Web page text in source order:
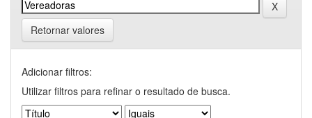
Retornar valores
Adicionar filtros:
Utilizar filtros para refinar o resultado de busca.